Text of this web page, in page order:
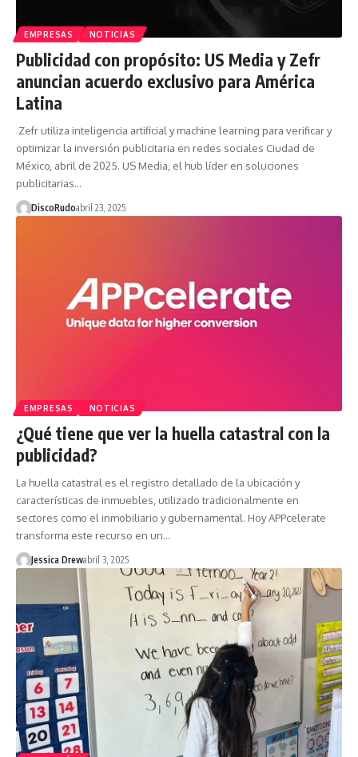
EMPRESAS NOTICIAS
Publicidad con propósito: US Media y Zefr
anuncian acuerdo exclusivo para América
Latina
Zefr utiliza inteligencia artificial y machine learning para verificar y
optimizar la inversión publicitaria en redes sociales Ciudad de
México, abril de 2025. US Media, el hub líder en soluciones
publicitarias…
DiscoRudoabril 23, 2025
EMPRESAS NOTICIAS
¿Qué tiene que ver la huella catastral con la
publicidad?
La huella catastral es el registro detallado de la ubicación y
características de inmuebles, utilizado tradicionalmente en
sectores como el inmobiliario y gubernamental. Hoy APPcelerate
transforma este recurso en un…
Jessica Drewabril 3, 2025